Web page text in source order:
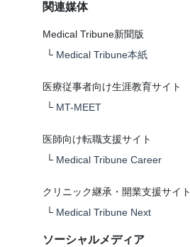
関連媒体
Medical Tribune新聞版
└ Medical Tribune本紙
医療従事者向け生涯教育サイト
└ MT-MEET
医師向け転職支援サイト
└ Medical Tribune Career
クリニック継承・開業支援サイト
└ Medical Tribune Next
ソーシャルメディア